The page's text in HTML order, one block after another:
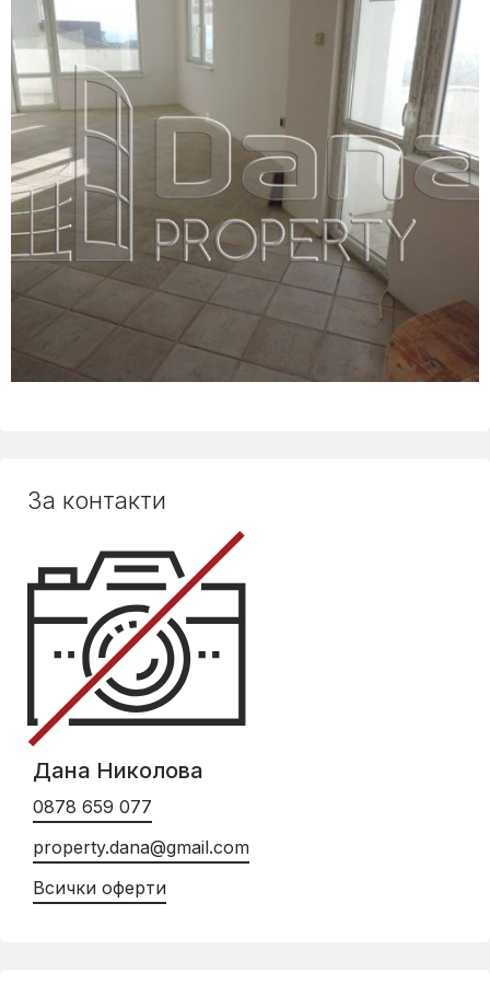
За контакти
Дана Николова
0878 659 077
property.dana@gmail.com
Всички оферти